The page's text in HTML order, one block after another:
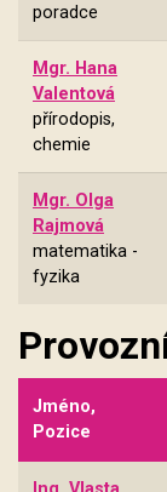
poradce
Mgr. Hana
Valentová
přírodopis,
chemie
Mgr. Olga
Rajmová
matematika -
fyzika
Jméno,
Pozice